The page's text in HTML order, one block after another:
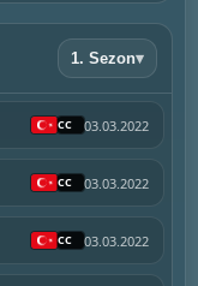
1. Sezon▾
03.03.2022
03.03.2022
03.03.2022